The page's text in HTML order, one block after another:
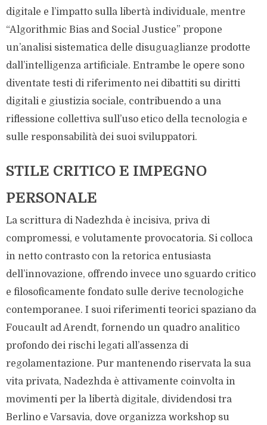
digitale e l’impatto sulla libertà individuale, mentre
“Algorithmic Bias and Social Justice” propone
un’analisi sistematica delle disuguaglianze prodotte
dall’intelligenza artificiale. Entrambe le opere sono
diventate testi di riferimento nei dibattiti su diritti
digitali e giustizia sociale, contribuendo a una
riflessione collettiva sull’uso etico della tecnologia e
sulle responsabilità dei suoi sviluppatori.
STILE CRITICO E IMPEGNO
PERSONALE
La scrittura di Nadezhda è incisiva, priva di
compromessi, e volutamente provocatoria. Si colloca
in netto contrasto con la retorica entusiasta
dell’innovazione, offrendo invece uno sguardo critico
e filosoficamente fondato sulle derive tecnologiche
contemporanee. I suoi riferimenti teorici spaziano da
Foucault ad Arendt, fornendo un quadro analitico
profondo dei rischi legati all’assenza di
regolamentazione. Pur mantenendo riservata la sua
vita privata, Nadezhda è attivamente coinvolta in
movimenti per la libertà digitale, dividendosi tra
Berlino e Varsavia, dove organizza workshop su